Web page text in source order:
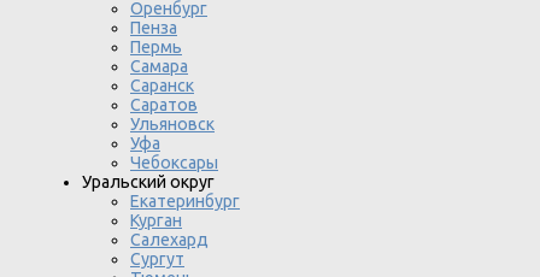
Оренбург
Пенза
Пермь
Самара
Саранск
Саратов
Ульяновск
Уфа
Чебоксары
Уральский округ
Екатеринбург
Курган
Салехард
Сургут